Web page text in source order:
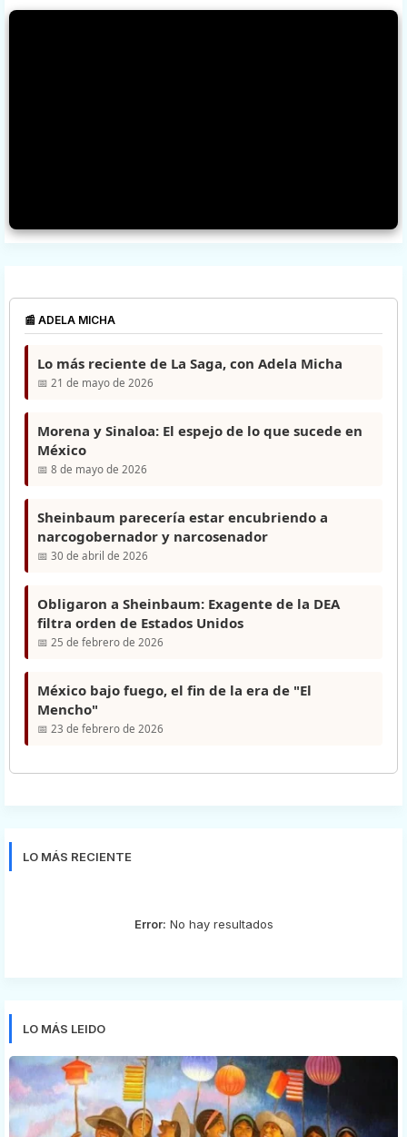
📰 ADELA MICHA
Lo más reciente de La Saga, con Adela Micha
📅 21 de mayo de 2026
Morena y Sinaloa: El espejo de lo que sucede en
México
📅 8 de mayo de 2026
Sheinbaum parecería estar encubriendo a
narcogobernador y narcosenador
📅 30 de abril de 2026
Obligaron a Sheinbaum: Exagente de la DEA
filtra orden de Estados Unidos
📅 25 de febrero de 2026
México bajo fuego, el fin de la era de "El
Mencho"
📅 23 de febrero de 2026
LO MÁS RECIENTE
Error: No hay resultados
LO MÁS LEIDO